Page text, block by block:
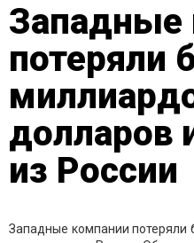
Западные
потеряли
долларов
из России
Западные компании потеряли